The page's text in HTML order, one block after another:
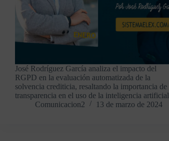
José Rodríguez García analiza el impacto del
RGPD en la evaluación automatizada de la
solvencia crediticia, resaltando la importancia de
transparencia en el uso de la inteligencia
Comunicacion2
13 de marzo de 2024